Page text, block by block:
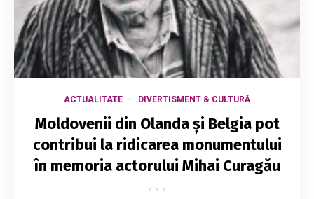
ACTUALITATE DIVERTISMENT & CULTURĂ
Moldovenii din Olanda și Belgia pot
contribui la ridicarea monumentului
în memoria actorului Mihai Curagău